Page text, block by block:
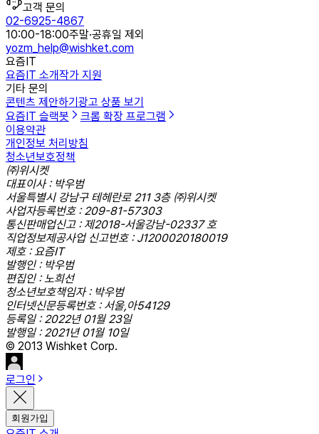
고객 문의
02-6925-4867
10:00-18:00주말·공휴일 제외
yozm_help@wishket.com
요즘IT
요즘IT 소개작가 지원
기타 문의
콘텐츠 제안하기 광고 상품 보기
요즘IT 슬랙봇
크롬 확장 프로그램
이용약관
개인정보 처리방침
청소년보호정책
㈜위시켓
대표이사 : 박우범
서울특별시 강남구 테헤란로 211 3층 ㈜위시켓
사업자등록번호 : 209-81-57303
통신판매업신고 : 제2018-서울강남-02337 호
직업정보제공사업 신고번호 : J1200020180019
제호 : 요즘IT
발행인 : 박우범
편집인 : 노희선
청소년보호책임자 : 박우범
인터넷신문등록번호 : 서울,아54129
등록일 : 2022년 01월 23일
발행일 : 2021년 01월 10일
© 2013 Wishket Corp.
로그인
회원가입